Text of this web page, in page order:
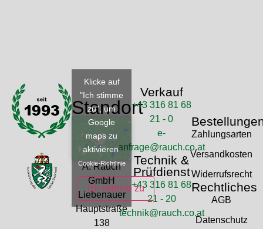
Standort
Klicke auf
"Ich stimme
zu", um
Google
maps zu
aktivieren
Cookie-Richtlinie
Ich stimme zu
A. Rauch
GmbH
Liebenauer
Hauptstraße
138
Verkauf
+43 316 81 68
21 - 0
e-
anfrage@rauch.co.at
Technik &
Prüfdienst
+43 316 81 68
21 - 20
technik@rauch.co.at
Zahlungsarten
Versandkosten
Widerrufsrecht
Rechtliches
AGB
Datenschutz